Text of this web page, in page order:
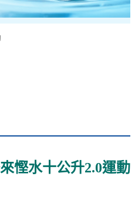
慳水十公升2.0運動